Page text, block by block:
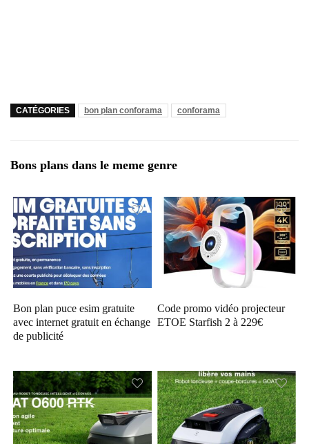
CATÉGORIES bon plan conforama conforama
Bons plans dans le meme genre
Bon plan puce esim gratuite
avec internet gratuit en échange
de publicité
Code promo vidéo projecteur
ETOE Starfish 2 à 229€